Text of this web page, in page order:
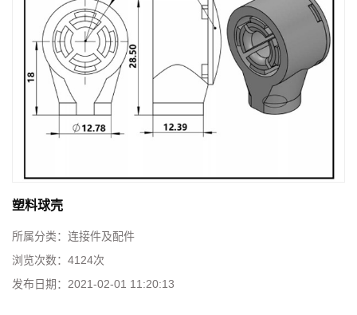
塑料球壳
所属分类： 连接件及配件
浏览次数： 4124次
发布日期： 2021-02-01 11:20:13